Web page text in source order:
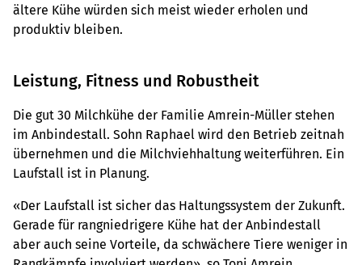
ältere Kühe würden sich meist wieder erholen und
produktiv bleiben.
Leistung, Fitness und Robustheit
Die gut 30 Milchkühe der Familie Amrein-Müller stehen
im Anbindestall. Sohn Raphael wird den Betrieb zeitnah
übernehmen und die Milchviehhaltung weiterführen. Ein
Laufstall ist in Planung.
«Der Laufstall ist sicher das Haltungssystem der Zukunft.
Gerade für rangniedrigere Kühe hat der Anbindestall
aber auch seine Vorteile, da schwächere Tiere weniger in